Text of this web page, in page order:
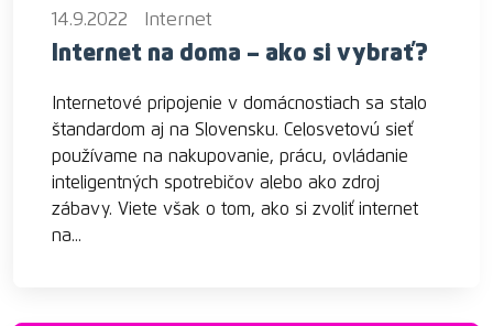
14.9.2022 Internet
Internet na doma – ako si vybrať?
Internetové pripojenie v domácnostiach sa stalo
štandardom aj na Slovensku. Celosvetovú sieť
používame na nakupovanie, prácu, ovládanie
inteligentných spotrebičov alebo ako zdroj
zábavy. Viete však o tom, ako si zvoliť internet
na...